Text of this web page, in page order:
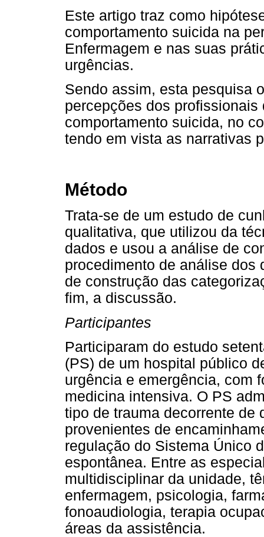
Este artigo traz como
comportamento suicida na
Enfermagem e nas suas
urgências.
Sendo assim, esta pesquisa
percepções dos
comportamento suicida, no
tendo em vista as narrativas
Método
Trata-se de um estudo de
qualitativa, que utilizou da
dados e usou a análise de
procedimento de análise dos
de construção das
fim, a discussão.
Participantes
Participaram do estudo
(PS) de um hospital público
urgência e emergência, com
medicina intensiva. O PS
tipo de trauma decorrente de
provenientes de
regulação do Sistema Único
espontânea. Entre as
multidisciplinar da unidade,
enfermagem, psicologia,
fonoaudiologia, terapia
áreas da assistência.